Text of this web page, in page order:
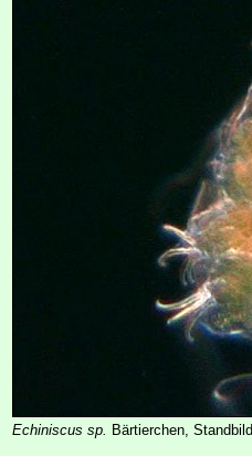
Echiniscus sp. Bärtierchen,